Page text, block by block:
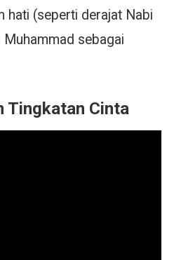
hati (seperti derajat Nabi
Muhammad sebagai
Tingkatan Cinta